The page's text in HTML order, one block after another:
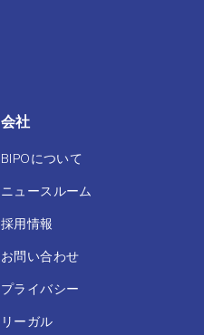
会社
BIPOについて
ニュースルーム
採用情報
お問い合わせ
プライバシー
リーガル